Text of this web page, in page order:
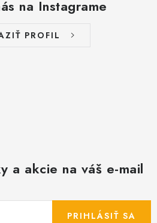
na Instagrame
PROFIL
a akcie na váš e-mail
PRIHLÁSIŤ SA